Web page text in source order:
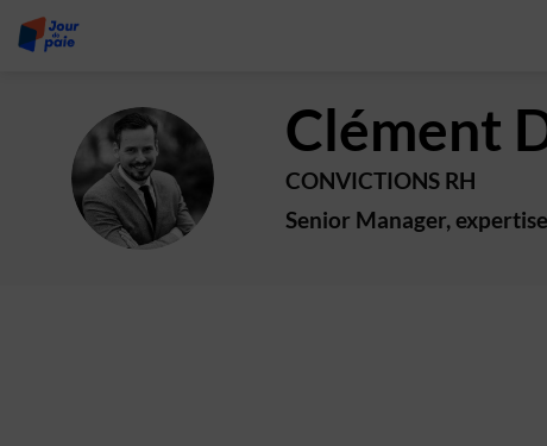
CD
Clément
CONVICTIONS RH
Senior Manager,